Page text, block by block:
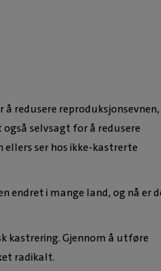
redusere reproduksjonsevnen,
selvsagt for å redusere
ser hos ikke-kastrerte
endret i mange land, og nå er
kastrering. Gjennom å utføre
radikalt.